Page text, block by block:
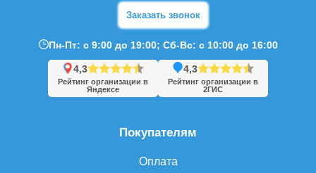
Покупателям
Оплата
Заказать звонок
Пн-Пт: с 9:00 до 19:00; Сб-Вс: с 10:00 до 16:00
4,3
Рейтинг организации в
Яндексе
4,3
Рейтинг организации в
2ГИС